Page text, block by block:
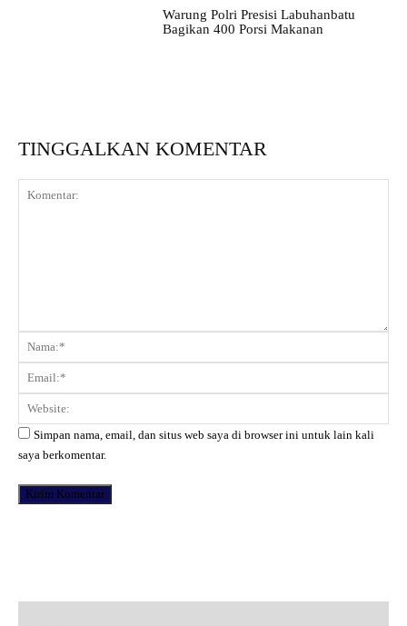
Warung Polri Presisi Labuhanbatu
Bagikan 400 Porsi Makanan
TINGGALKAN KOMENTAR
Komentar:
Simpan nama, email, dan situs web saya di browser ini untuk lain kali
saya berkomentar.